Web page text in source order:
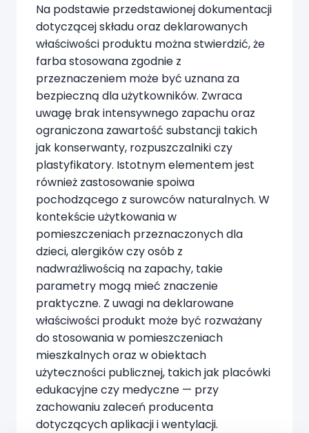
Na podstawie przedstawionej dokumentacji
dotyczącej składu oraz deklarowanych
właściwości produktu można stwierdzić, że
farba stosowana zgodnie z
przeznaczeniem może być uznana za
bezpieczną dla użytkowników. Zwraca
uwagę brak intensywnego zapachu oraz
ograniczona zawartość substancji takich
jak konserwanty, rozpuszczalniki czy
plastyfikatory. Istotnym elementem jest
również zastosowanie spoiwa
pochodzącego z surowców naturalnych. W
kontekście użytkowania w
pomieszczeniach przeznaczonych dla
dzieci, alergików czy osób z
nadwrażliwością na zapachy, takie
parametry mogą mieć znaczenie
praktyczne. Z uwagi na deklarowane
właściwości produkt może być rozważany
do stosowania w pomieszczeniach
mieszkalnych oraz w obiektach
użyteczności publicznej, takich jak placówki
edukacyjne czy medyczne — przy
zachowaniu zaleceń producenta
dotyczących aplikacji i wentylacji.